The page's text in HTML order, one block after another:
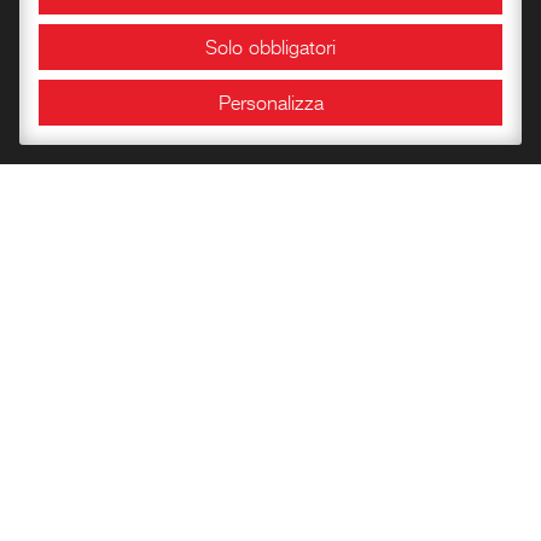
Area Congressuale
Sale espositive
Info e orari
Solo obbligatori
Personalizza